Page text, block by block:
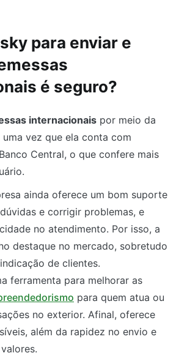
para enviar e
é seguro?
internacionais por meio da
uma vez que ela conta com
Central, o que confere mais
ainda oferece um bom suporte
e corrigir problemas, e
no atendimento. Por isso, a
destaque no mercado, sobretudo
de clientes.
ferramenta para melhorar as
para quem atua ou
no exterior. Afinal, oferece
além da rapidez no envio e